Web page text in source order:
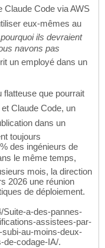
Claude Code via AWS
eux-mêmes au
ils devraient
navons pas
un employé dans un
flatteuse que pourrait
Claude Code, un
dans un
toujours
des ingénieurs de
le même temps,
mois, la direction
2026 une réunion
de déploiement.
Suite-a-des-pannes-
assistees-par-
au-moins-deux-
de-codage-IA/.